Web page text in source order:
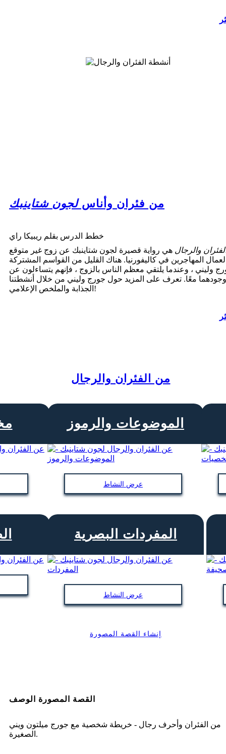
من فئران وأناسلجون شتاينبك
خطط الدرس بقلم ريبيكا راي
والرجال هي رواية قصيرة لجون شتاينبك عن زوج غير متوقع
المهاجرين في كاليفورنيا. هناك القليل من القواسم المشتركة
وليني ، وعندما يلتقي معظم الناس بالزوج ، فإنهم يتساءلون عن
معًا. تعرف على المزيد حول جورج وليني من خلال أنشطتنا
الجذابة والملخص الإعلامي!
من الفئران والرجال
الموضوعات والرموز
عرض النشاط
المفردات البصرية
عرض النشاط
إنشاء القصة المصورة
القصة المصورة الوصف
من الفئران وأحرف رجال - خريطة شخصية مع جورج ميلتون ويني
الصغيرة.